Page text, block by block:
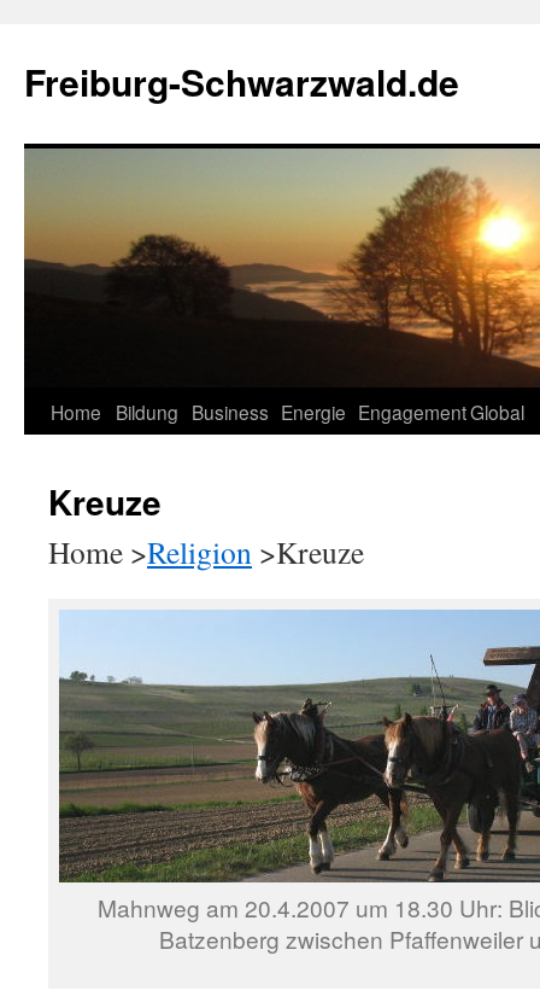
springen
Freiburg-Schwarzwald.de
Home Bildung Business Energie EngagementGlobal
Kreuze
Home >Religion >Kreuze
Mahnweg am 20.4.2007 um 18.30 Uhr:
Batzenberg zwischen Pfaffenweiler